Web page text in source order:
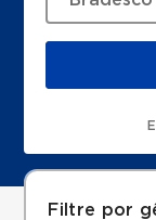
Filtre por